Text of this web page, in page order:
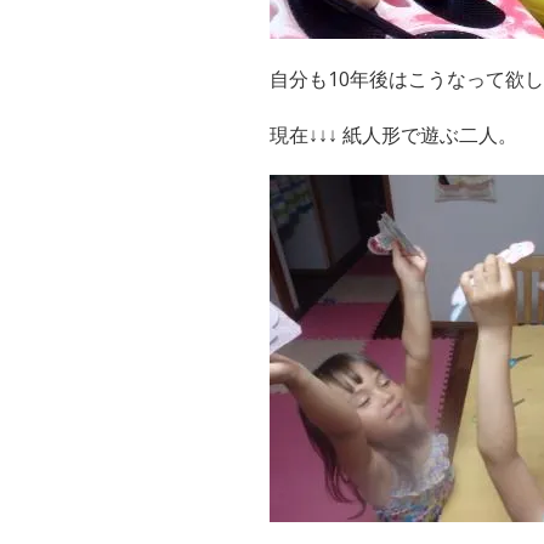
自分も10年後はこうなって欲
現在↓↓↓ 紙人形で遊ぶ二人。